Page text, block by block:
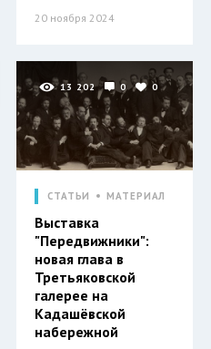
20 ноября 2024
13 202 0 0
СТАТЬИ МАТЕРИАЛ
Выставка
"Передвижники":
новая глава в
Третьяковской
галерее на
Кадашёвской
набережной